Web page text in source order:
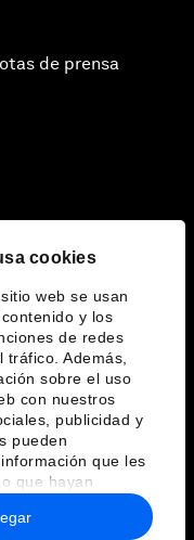
cookies
web se usan
y los
de redes
Además,
sobre el uso
con nuestros
publicidad y
pueden
que les
que hayan
uso que haya
de prensa